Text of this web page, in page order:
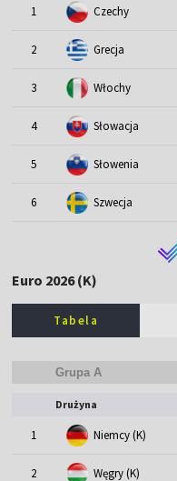
1 Czechy
2 Grecja
3 Włochy
4 Słowacja
5 Słowenia
6 Szwecja
Euro 2026 (K)
Tabela
Drużyna
1 Niemcy (K)
2 Węgry (K)